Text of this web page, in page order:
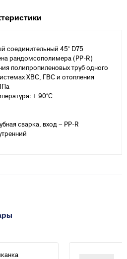
соединительный 45° D75
рандомсополимера (PP-R)
полипропиленовых труб одного
ХВС, ГВС и отопления
+ 90°С
сварка, вход – PP-R